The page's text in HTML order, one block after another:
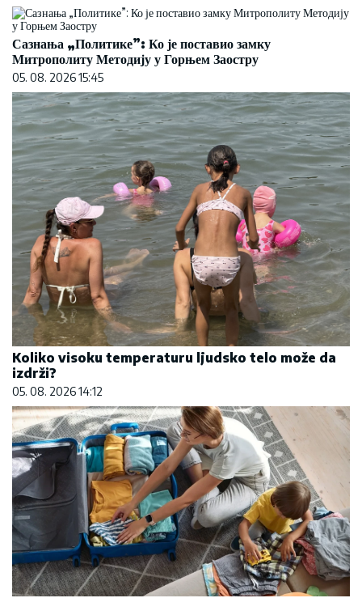
Сазнања „Политике”: Ко је поставио замку
Митрополиту Методију у Горњем Заостру
05. 08. 2026 15:45
Koliko visoku temperaturu ljudsko telo može da
izdrži?
05. 08. 2026 14:12